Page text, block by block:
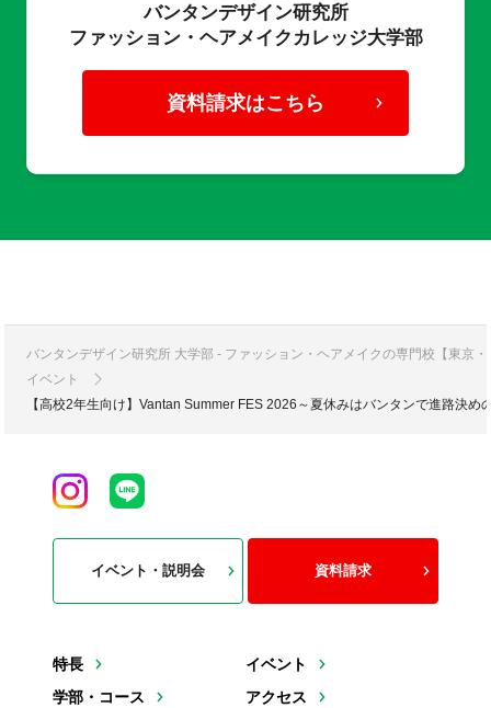
バンタンデザイン研究所
ファッション・ヘアメイクカレッジ大学部
資料請求はこちら
バンタンデザイン研究所 大学部 - ファッション・ヘアメイクの専門校【東京
イベント
【高校2年生向け】Vantan Summer FES 2026～夏休みはバンタンで進路決め
特長
学部・コース
イベント
アクセス
イベント・説明会 資料請求